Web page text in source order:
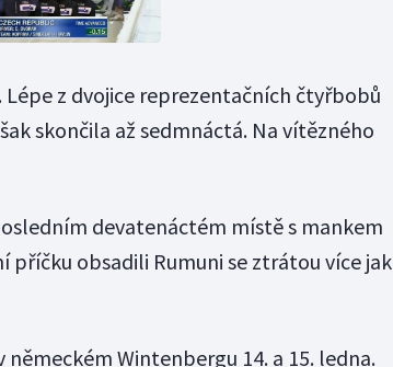
Lépe z dvojice reprezentačních čtyřbobů
skončila až sedmnáctá. Na vítězného
devatenáctém místě s mankem
příčku obsadili Rumuni se ztrátou více jak
Wintenbergu 14. a 15. ledna.